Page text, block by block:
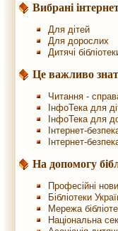
Вибрані
Для дітей
Для дорослих
Дитячі
Це важливо
Читання -
ІнфоТека для
ІнфоТека для
Інтернет-
Інтернет-
На допомогу
Професійні
Бібліотеки
Мережа
Національна